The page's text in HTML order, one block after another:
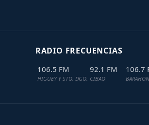
RADIO FRECUENCIAS
106.5 FM
HIGUEY Y STO. DGO.
92.1 FM
CIBAO
106.7